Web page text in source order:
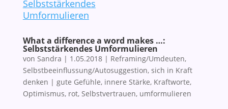
What a difference a word makes …:
Selbststärkendes Umformulieren
von Sandra | 1.05.2018| Reframing/Umdeuten,
Selbstbeeinflussung/Autosuggestion, sich in Kraft
denken | gute Gefühle, innere Stärke, Kraftworte,
Optimismus, rot, Selbstvertrauen, umformulieren